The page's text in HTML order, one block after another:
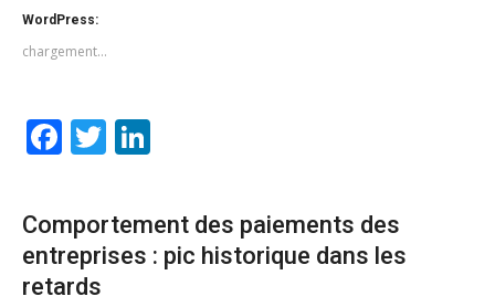
WordPress:
chargement…
Facebook
Twitter
Comportement des paiements des
entreprises : pic historique dans les
retards